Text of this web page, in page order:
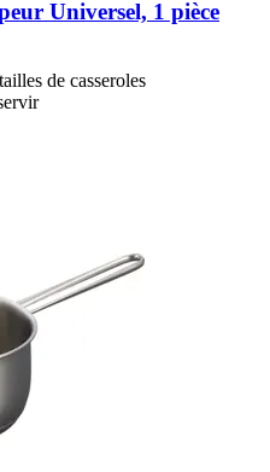
Universel, 1 pièce
de casseroles